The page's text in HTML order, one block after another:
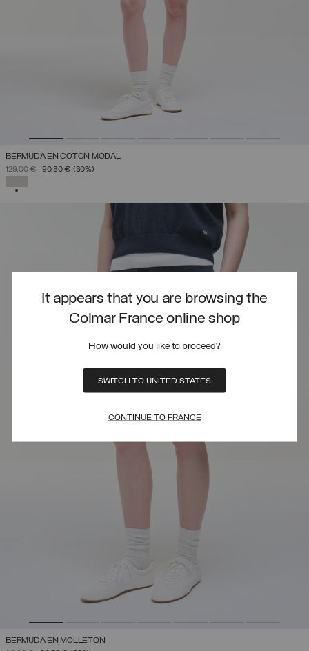
It appears that you are browsing the
Colmar France online shop
How would you like to proceed?
SWITCH TO UNITED STATES
CONTINUE TO FRANCE
BERMUDA EN COTON MODAL
PRIX RÉDUIT DE
129,00 €À90,30 € (30%)
BERMUDA EN MOLLETON